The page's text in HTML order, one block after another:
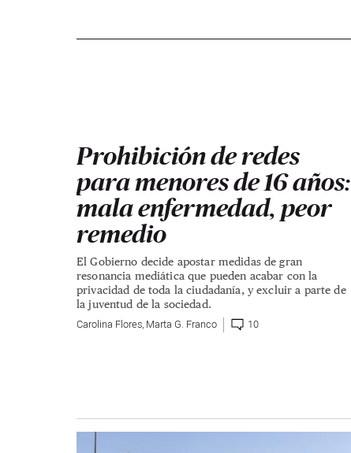
Prohibición de redes
para menores de 16 años:
mala enfermedad, peor
remedio
El Gobierno decide apostar medidas de gran
resonancia mediática que pueden acabar con la
privacidad de toda la ciudadanía, y excluir a parte de
la juventud de la sociedad.
Carolina Flores, Marta G. Franco 10